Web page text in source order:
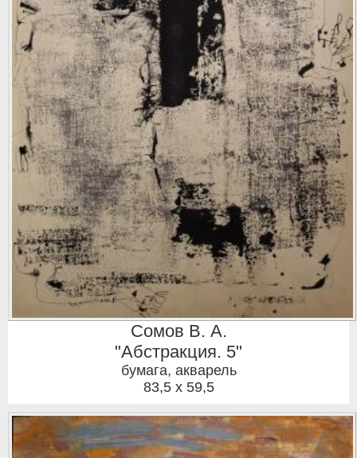
Сомов В. А.
"Абстракция. 5"
бумага, акварель
83,5 x 59,5